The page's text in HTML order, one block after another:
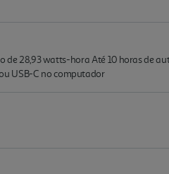
de 28,93 watts-hora Até 10 horas de
USB-C no computador